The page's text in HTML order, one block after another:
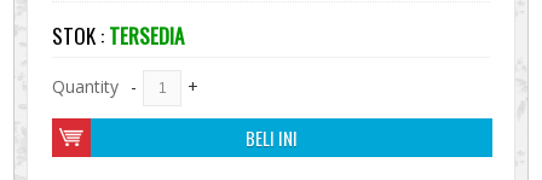
STOK : TERSEDIA
Quantity - +
BELI INI